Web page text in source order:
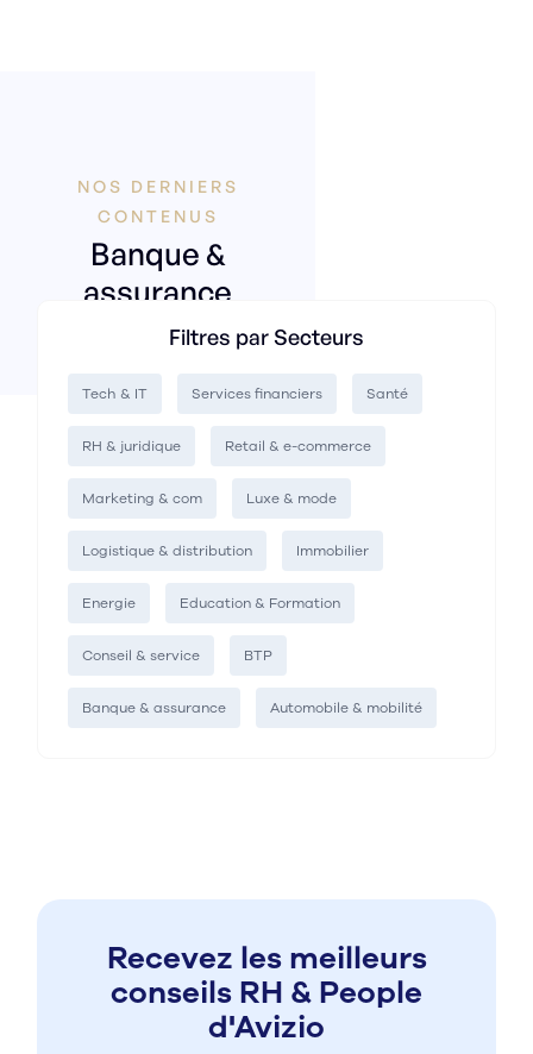
NOS DERNIERS
CONTENUS
Banque &
assurance
Filtres par Secteurs
Tech & IT Services financiers Santé
RH & juridique Retail & e-commerce
Marketing & com Luxe & mode
Logistique & distribution Immobilier
Energie Education & Formation
Conseil & service BTP
Banque & assurance Automobile & mobilité
Recevez les meilleurs
conseils RH & People
d'Avizio